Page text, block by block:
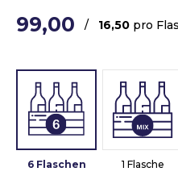
99,00 / 16,50 pro
6 Flaschen 1 Flasche